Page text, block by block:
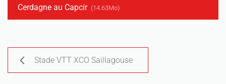
Cerdagne au Capcir (14.63Mo)
Stade VTT XCO Saillagouse